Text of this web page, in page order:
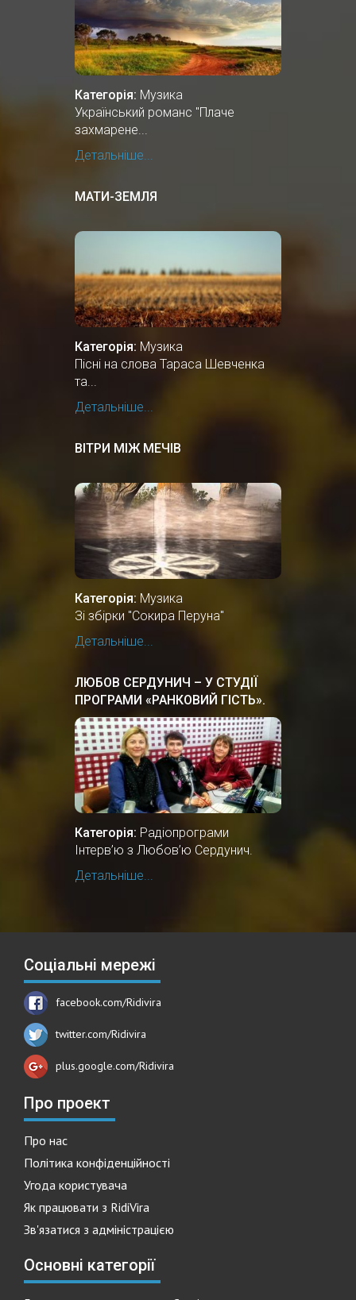
Категорія: Музика
Український романс "Плаче
захмарене...
Детальніше...
МАТИ-ЗЕМЛЯ
Категорія: Музика
Пісні на слова Тараса Шевченка
та...
Детальніше...
ВІТРИ МІЖ МЕЧІВ
Категорія: Музика
Зі збірки "Сокира Перуна"
Детальніше...
ЛЮБОВ СЕРДУНИЧ – У СТУДІЇ
ПРОГРАМИ «РАНКОВИЙ ГІСТЬ».
Категорія: Радіопрограми
Інтерв’ю з Любов’ю Сердунич.
Детальніше...
Соціальні мережі
facebook.com/Ridivira
twitter.com/Ridivira
plus.google.com/Ridivira
Про проект
Про нас
Політика конфіденційності
Угода користувача
Як працювати з RidiVira
Зв'язатися з адміністрацією
Основні категорії